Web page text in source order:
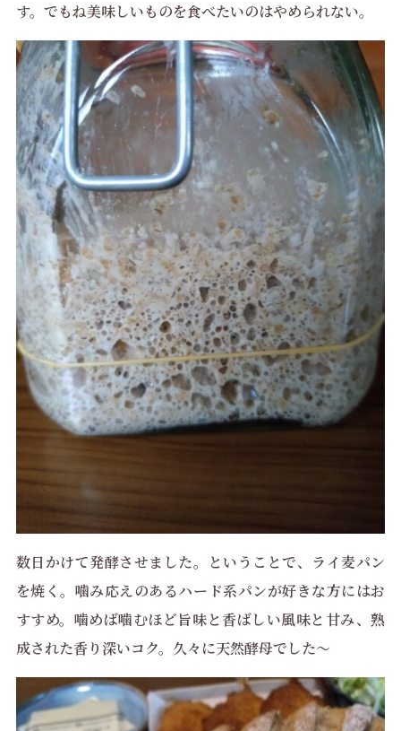
す。でもね美味しいものを食べたいのはやめられない。
数日かけて発酵させました。ということで、ライ麦パン
を焼く。噛み応えのあるハード系パンが好きな方にはお
すすめ。噛めば噛むほど旨味と香ばしい風味と甘み、熟
成された香り深いコク。久々に天然酵母でした～